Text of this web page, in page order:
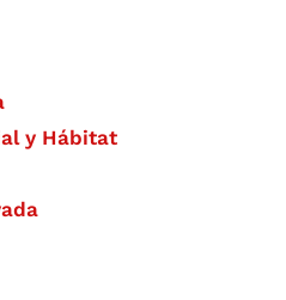
y Hábitat